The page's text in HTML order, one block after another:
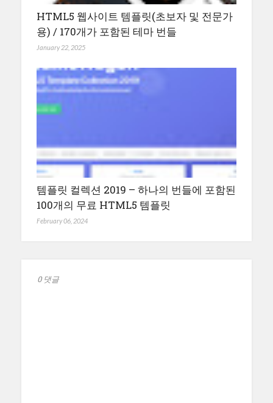
HTML5 웹사이트 템플릿(초보자 및 전문가
용) / 170개가 포함된 테마 번들
January 22, 2025
템플릿 컬렉션 2019 – 하나의 번들에 포함된
100개의 무료 HTML5 템플릿
February 06, 2024
0 댓글